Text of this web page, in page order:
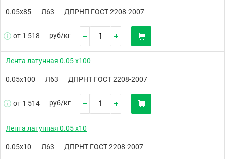
0.05х85 Л63 ДПРНП ГОСТ 2208-2007
от 1 518 руб/кг
Лента латунная 0.05 х100
0.05х100 Л63 ДПРНТ ГОСТ 2208-2007
от 1 514 руб/кг
Лента латунная 0.05 х10
0.05х10 Л63 ДПРНТ ГОСТ 2208-2007